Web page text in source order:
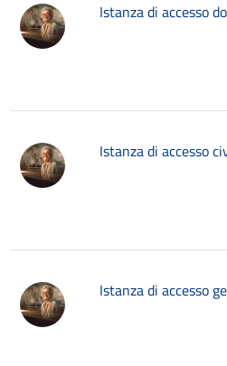
Istanza di accesso
Istanza di accesso
Istanza di accesso